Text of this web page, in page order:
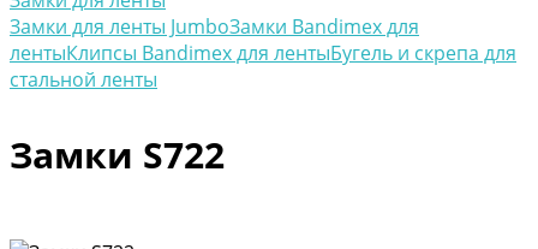
Замки для ленты JumboЗамки Bandimex для
лентыКлипсы Bandimex для лентыБугель и скрепа для
стальной ленты
Замки S722